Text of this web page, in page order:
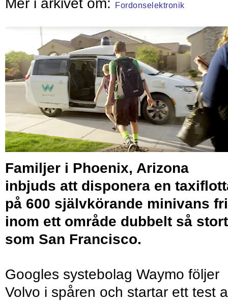
Fordonselektronik
Familjer i Phoenix, Arizona
inbjuds att disponera en
på 600 självkörande minivans
inom ett område dubbelt så stort
som San Francisco.
Googles systebolag Waymo följer
Volvo i spåren och startar ett test